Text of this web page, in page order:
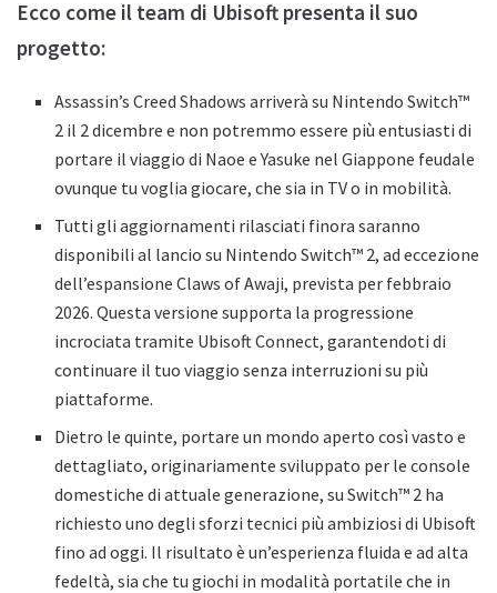
Ecco come il team di Ubisoft presenta il suo
progetto:
Assassin’s Creed Shadows arriverà su Nintendo Switch™
2 il 2 dicembre e non potremmo essere più entusiasti di
portare il viaggio di Naoe e Yasuke nel Giappone feudale
ovunque tu voglia giocare, che sia in TV o in mobilità.
Tutti gli aggiornamenti rilasciati finora saranno
disponibili al lancio su Nintendo Switch™ 2, ad eccezione
dell’espansione Claws of Awaji, prevista per febbraio
2026. Questa versione supporta la progressione
incrociata tramite Ubisoft Connect, garantendoti di
continuare il tuo viaggio senza interruzioni su più
piattaforme.
Dietro le quinte, portare un mondo aperto così vasto e
dettagliato, originariamente sviluppato per le console
domestiche di attuale generazione, su Switch™ 2 ha
richiesto uno degli sforzi tecnici più ambiziosi di Ubisoft
fino ad oggi. Il risultato è un’esperienza fluida e ad alta
fedeltà, sia che tu giochi in modalità portatile che in